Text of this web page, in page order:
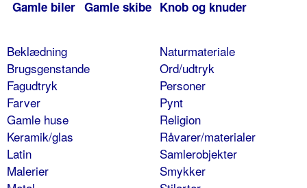
Gamle biler Gamle skibe Knob og knuder
Beklædning
Brugsgenstande
Fagudtryk
Farver
Gamle huse
Keramik/glas
Latin
Malerier
Naturmateriale
Ord/udtryk
Personer
Pynt
Religion
Råvarer/materialer
Samlerobjekter
Smykker